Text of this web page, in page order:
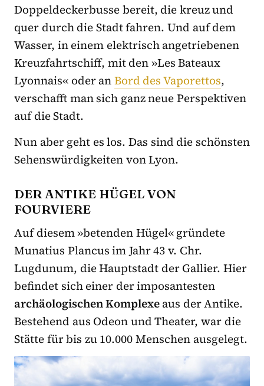
Doppeldeckerbusse bereit, die kreuz und
quer durch die Stadt fahren.Und auf dem
Wasser, in einem elektrisch angetriebenen
Kreuzfahrtschiff, mit den »LesBateaux
Lyonnais« oder anBord des Vaporettos,
verschafft man sich ganz neue Perspektiven
auf die Stadt.
Nun aber geht es los. Das sind die schönsten
Sehenswürdigkeiten von Lyon.
DER ANTIKE HÜGEL VON
FOURVIERE
Auf diesem »betenden Hügel« gründete
Munatius Plancus im Jahr 43 v. Chr.
Lugdunum, die Hauptstadt der Gallier. Hier
befindet sich einer der imposantesten
archäologischen Komplexeaus der Antike.
Bestehend aus Odeon und Theater,war die
Stätte für bis zu 10.000 Menschen ausgelegt.